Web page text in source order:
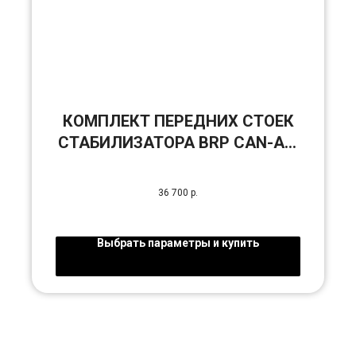
КОМПЛЕКТ ПЕРЕДНИХ СТОЕК
СТАБИЛИЗАТОРА BRP CAN-AM
36 700 р.
Выбрать параметры и купить